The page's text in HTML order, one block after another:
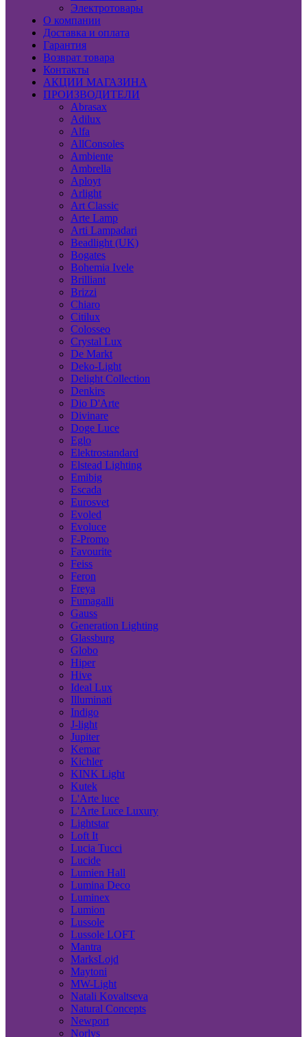
Электротовары
О компании
Доставка и оплата
Гарантия
Возврат товара
Контакты
АКЦИИ МАГАЗИНА
ПРОИЗВОДИТЕЛИ
Abrasax
Adilux
Alfa
AllConsoles
Ambiente
Ambrella
Aployt
Arlight
Art Classic
Arte Lamp
Arti Lampadari
Beadlight (UK)
Bogates
Bohemia Ivele
Brilliant
Brizzi
Chiaro
Citilux
Colosseo
Crystal Lux
De Markt
Deko-Light
Delight Collection
Denkirs
Dio D'Arte
Divinare
Doge Luce
Eglo
Elektrostandard
Elstead Lighting
Emibig
Escada
Eurosvet
Evoled
Evoluce
F-Promo
Favourite
Feiss
Feron
Freya
Fumagalli
Gauss
Generation Lighting
Glassburg
Globo
Hiper
Hive
Ideal Lux
Illuminati
Indigo
J-light
Jupiter
Kemar
Kichler
KINK Light
Kutek
L'Arte luce
L'Arte Luce Luxury
Lightstar
Loft It
Lucia Tucci
Lucide
Lumien Hall
Lumina Deco
Luminex
Lumion
Lussole
Lussole LOFT
Mantra
MarksLojd
Maytoni
MW-Light
Natali Kovaltseva
Natural Concepts
Newport
Norlys